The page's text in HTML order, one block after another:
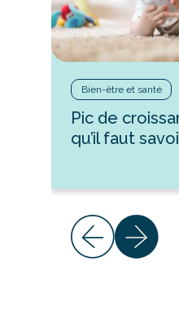
Bien-être et santé
Pic de
qu’il faut